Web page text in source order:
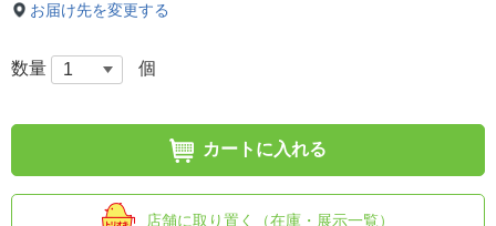
お届け先を変更する
数量 個
カートに入れる
店舗に取り置く（在庫・展示一覧）